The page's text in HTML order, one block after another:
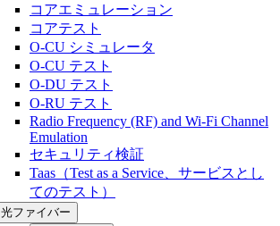
コアエミュレーション
コアテスト
O-CU シミュレータ
O-CU テスト
O-DU テスト
O-RU テスト
Radio Frequency (RF) and Wi-Fi Channel
Emulation
セキュリティ検証
Taas（Test as a Service、サービスとし
てのテスト）
光ファイバー